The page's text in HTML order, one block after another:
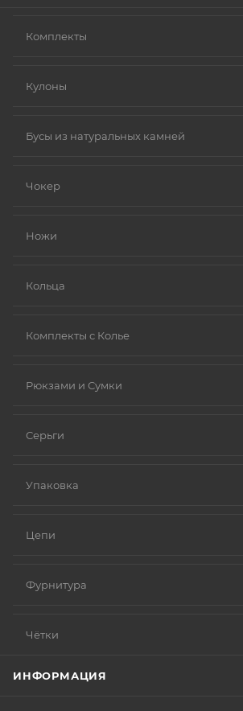
Комплекты
Кулоны
Бусы из натуральных камней
Чокер
Ножи
Кольца
Комплекты с Колье
Рюкзами и Сумки
Серьги
Упаковка
Цепи
Фурнитура
Чётки
ИНФОРМАЦИЯ